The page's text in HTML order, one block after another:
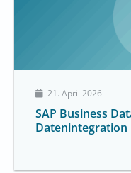
21. April 2026
SAP Business
Datenintegration